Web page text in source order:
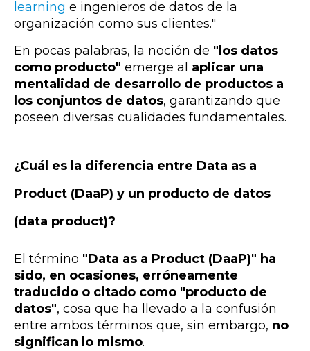
learning e ingenieros de datos de la
organización como sus clientes."
En pocas palabras, la noción de "los datos
como producto" emerge al aplicar una
mentalidad de desarrollo de productos a
los conjuntos de datos, garantizando que
poseen diversas cualidades fundamentales.
¿Cuál es la diferencia entre Data as a
Product (DaaP) y un producto de datos
(data product)?
El término "Data as a Product (DaaP)" ha
sido, en ocasiones, erróneamente
traducido o citado como "producto de
datos", cosa que ha llevado a la confusión
entre ambos términos que, sin embargo, no
significan lo mismo.